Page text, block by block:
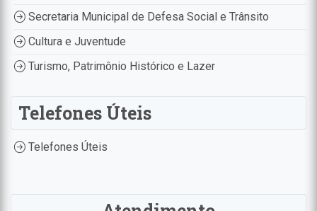
Secretaria Municipal de Defesa Social e Trânsito
Cultura e Juventude
Turismo, Patrimônio Histórico e Lazer
Telefones Úteis
Telefones Úteis